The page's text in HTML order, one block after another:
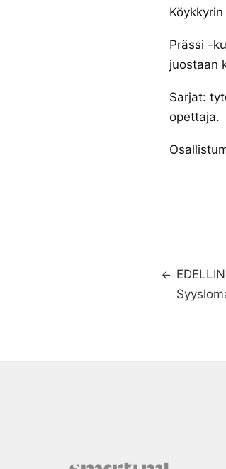
Prässi -
juostaan
Sarjat:
opettaja.